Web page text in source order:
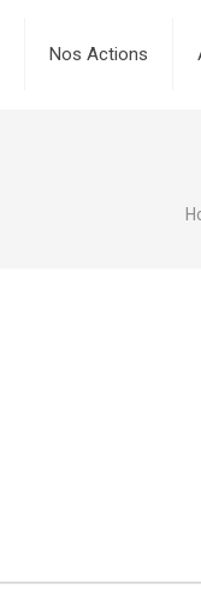
Nos Actions